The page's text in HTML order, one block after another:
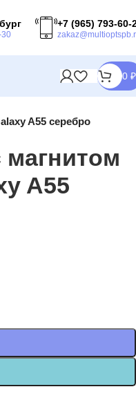
30
+7 (965) 793-60-
0 ₽
A55 серебро
A55